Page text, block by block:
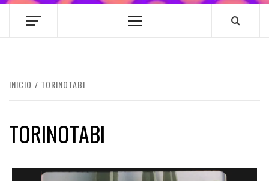
Menú
INICIO TORINOTABI
TORINOTABI